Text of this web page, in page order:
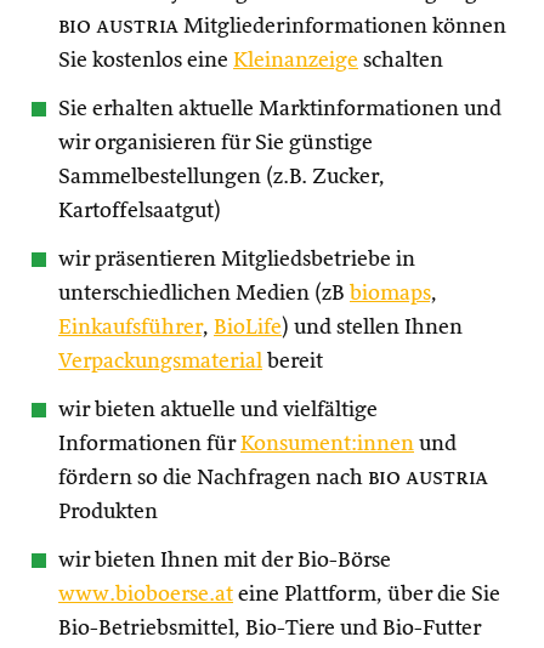
bio austria Mitgliederinformationen können
Sie kostenlos eine Kleinanzeige schalten
Sie erhalten aktuelle Marktinformationen und
wir organisieren für Sie günstige
Sammelbestellungen (z.B. Zucker,
Kartoffelsaatgut)
wir präsentieren Mitgliedsbetriebe in
unterschiedlichen Medien (zB biomaps,
Einkaufsführer, BioLife) und stellen Ihnen
Verpackungsmaterial bereit
wir bieten aktuelle und vielfältige
Informationen fürKonsument:innen und
fördern so die Nachfragen nach bio austria
Produkten
wir bieten Ihnen mit der Bio-Börse
www.bioboerse.at eine Plattform, über die Sie
Bio-Betriebsmittel, Bio-Tiere und Bio-Futter